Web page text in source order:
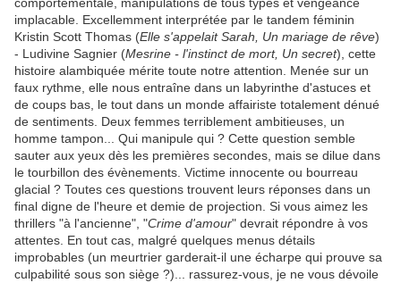
implacable. Excellemment interprétée par le tandem féminin
Kristin Scott Thomas (Elle s'appelait Sarah, Un mariage de rêve)
- Ludivine Sagnier (Mesrine - l'instinct de mort, Un secret), cette
histoire alambiquée mérite toute notre attention. Menée sur un
faux rythme, elle nous entraîne dans un labyrinthe d'astuces et
de coups bas, le tout dans un monde affairiste totalement dénué
de sentiments. Deux femmes terriblement ambitieuses, un
homme tampon... Qui manipule qui ? Cette question semble
sauter aux yeux dès les premières secondes, mais se dilue dans
le tourbillon des évènements. Victime innocente ou bourreau
glacial ? Toutes ces questions trouvent leurs réponses dans un
final digne de l'heure et demie de projection. Si vous aimez les
thrillers "à l'ancienne", "Crime d'amour" devrait répondre à vos
attentes. En tout cas, malgré quelques menus détails
improbables (un meurtrier garderait-il une écharpe qui prouve sa
culpabilité sous son siège ?)... rassurez-vous, je ne vous dévoile